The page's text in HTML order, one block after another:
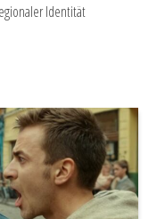
Identität